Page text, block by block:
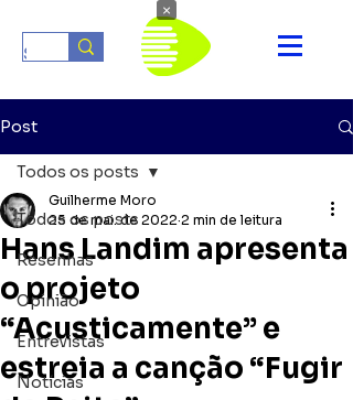
Post
Todos os posts
Resenhas
Opinião
Entrevistas
Notícias
Todos os posts
Hans Landim apresenta
o projeto
“Acusticamente” e
estreia a canção “Fugir
Guilherme Moro
25 de mai. de 2022 2 min de leitura
×